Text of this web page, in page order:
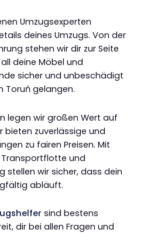
Umzugsexperten
deines Umzugs. Von der
stehen wir dir zur Seite
deine Möbel und
sicher und unbeschädigt
Toruń gelangen.
legen wir großen Wert auf
bieten zuverlässige und
zu fairen Preisen. Mit
und
wir sicher, dass dein
abläuft.
sind bestens
dir bei allen Fragen und